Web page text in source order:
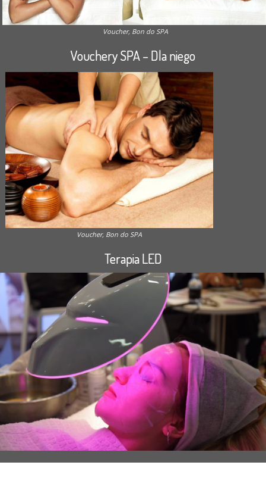
Voucher, Bon do SPA
Vouchery SPA – Dla niego
Voucher, Bon do SPA
Terapia LED